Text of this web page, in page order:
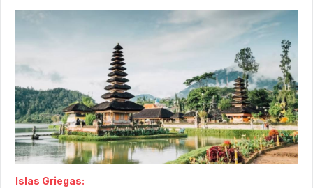
Islas Griegas: